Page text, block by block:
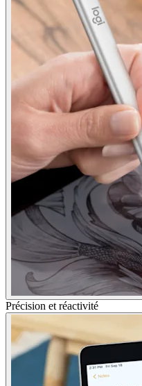
Précision et réactivité